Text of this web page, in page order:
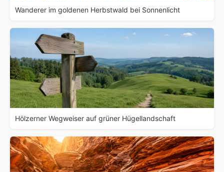
Wanderer im goldenen Herbstwald bei Sonnenlicht
Hölzerner Wegweiser auf grüner Hügellandschaft